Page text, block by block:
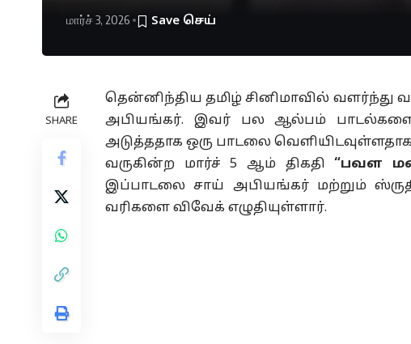
மார்ச் 3, 2026
SHARE
தென்னிந்திய தமிழ் சினிமாவில்
அபியங்கர். இவர் பல ஆல்பம் பாடல்களை
அடுத்ததாக ஒரு பாடலை
வருகின்ற மார்ச் 5 ஆம் திகதி “பவள
இப்பாடலை சாய் அபியங்கர் மற்றும்
வரிகளை விவேக் எழுதியுள்ளார்.